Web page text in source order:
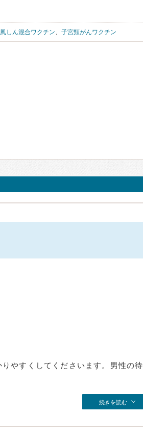
しん混合ワクチン、 子宮頸がんワクチン
やすくしてくださいます。男性の待
続きを読む